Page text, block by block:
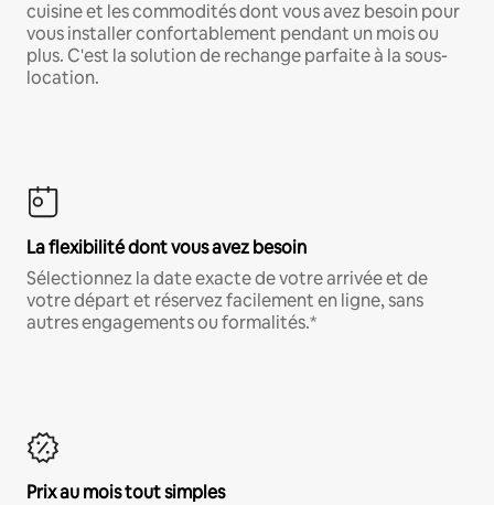
cuisine et les commodités dont vous avez besoin pour
vous installer confortablement pendant un mois ou
plus. C'est la solution de rechange parfaite à la sous-
location.
La flexibilité dont vous avez besoin
Sélectionnez la date exacte de votre arrivée et de
votre départ et réservez facilement en ligne, sans
autres engagements ou formalités.*
Prix au mois tout simples